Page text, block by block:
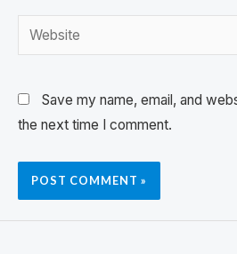
Save my name, email, and
the next time I comment.